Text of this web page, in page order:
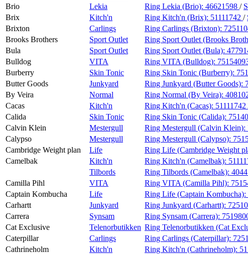
Brio
Lekia Ring Lekia (Brio): 46621598 /
Brix
Kitch'n Ring Kitch'n (Brix): 51111742 /
Brixton
Carlings Ring Carlings (Brixton):
Brooks Brothers
Sport Outlet Ring Sport Outlet (Brooks
Bula
Sport Outlet Ring Sport Outlet (Bula):
Bulldog
VITA Ring VITA (Bulldog):
Burberry
Skin Tonic Ring Skin Tonic (Burberry):
Butter Goods
Junkyard Ring Junkyard (Butter Goods):
By Veira
Normal Ring Normal (By Veira):
Cacas
Kitch'n Ring Kitch'n (Cacas): 51111742
Calida
Skin Tonic Ring Skin Tonic (Calida):
Calvin Klein
Mestergull Ring Mestergull (Calvin Klein):
Calypso
Mestergull Ring Mestergull (Calypso):
Cambridge Weight plan
Life Ring Life (Cambridge Weight
Camelbak
Kitch'n Ring Kitch'n (Camelbak):
Tilbords
Ring Tilbords (Camelbak):
Camilla Pihl
VITA Ring VITA (Camilla Pihl):
Captain Kombucha
Life Ring Life (Captain Kombucha):
Carhartt
Junkyard Ring Junkyard (Carhartt):
Carrera
Synsam Ring Synsam (Carrera):
Cat Exclusive
Telenorbutikken Ring Telenorbutikken (Cat
Caterpillar
Carlings Ring Carlings (Caterpillar):
Cathrineholm
Kitch'n Ring Kitch'n (Cathrineholm):